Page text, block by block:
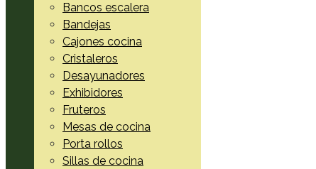
Bancos escalera
Bandejas
Cajones cocina
Cristaleros
Desayunadores
Exhibidores
Fruteros
Mesas de cocina
Porta rollos
Sillas de cocina